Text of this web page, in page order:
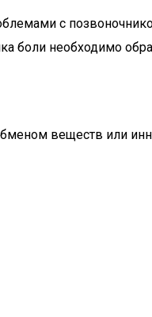
с
боли необходимо
веществ или